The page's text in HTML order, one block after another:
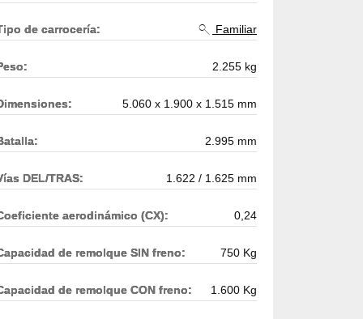
de carrocería: Familiar
2.255 kg
5.060 x 1.900 x 1.515 mm
2.995 mm
DEL/TRAS: 1.622 / 1.625 mm
aerodinámico (CX): 0,24
de remolque SIN freno: 750 Kg
de remolque CON freno: 1.600 Kg